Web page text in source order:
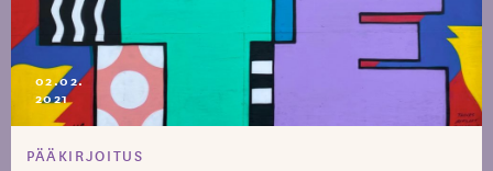
02.02.
2021
PÄÄKIRJOITUS